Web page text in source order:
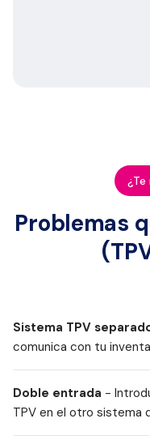
Mila
g
o
Tarjeta€638
S
Problemas
Sistema TPV
comunica con tu
Doble entrada -
TPV en el otro sistema